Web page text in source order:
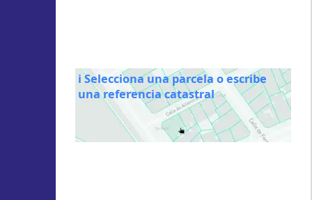
ℹ️ Selecciona una parcela o escribe
una referencia catastral